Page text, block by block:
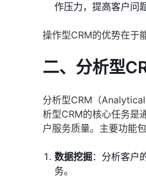
作压力，提高客户问
操作型CRM的优势在于
二、分析型
分析型CRM（
析型CRM的核心任务是
户服务质量。主要功能包
数据挖掘：分析客户
务。